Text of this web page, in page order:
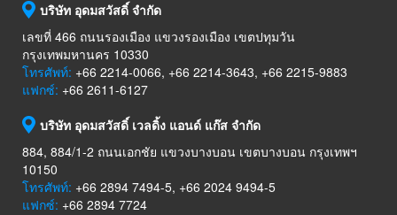
บริษัท อุดมสวัสดิ์ จำกัด
เลขที่ 466 ถนนรองเมือง แขวงรองเมือง เขตปทุมวัน
กรุงเทพมหานคร 10330
โทรศัพท์: +66 2214-0066, +66 2214-3643, +66 2215-9883
แฟกซ์: +66 2611-6127
บริษัท อุดมสวัสดิ์ เวลดิ้ง แอนด์ แก๊ส จำกัด
884, 884/1-2 ถนนเอกชัย แขวงบางบอน เขตบางบอน กรุงเทพฯ
10150
โทรศัพท์: +66 2894 7494-5, +66 2024 9494-5
แฟกซ์: +66 2894 7724